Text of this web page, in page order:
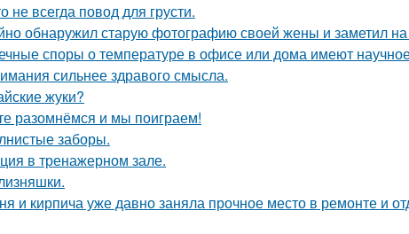
не всегда повод для грусти.
обнаружил старую фотографию своей жены и заметил
споры о температуре в офисе или дома имеют
сильнее здравого смысла.
жуки?
разомнёмся и мы поиграем!
заборы.
в тренажерном зале.
и кирпича уже давно заняла прочное место в ремонте и